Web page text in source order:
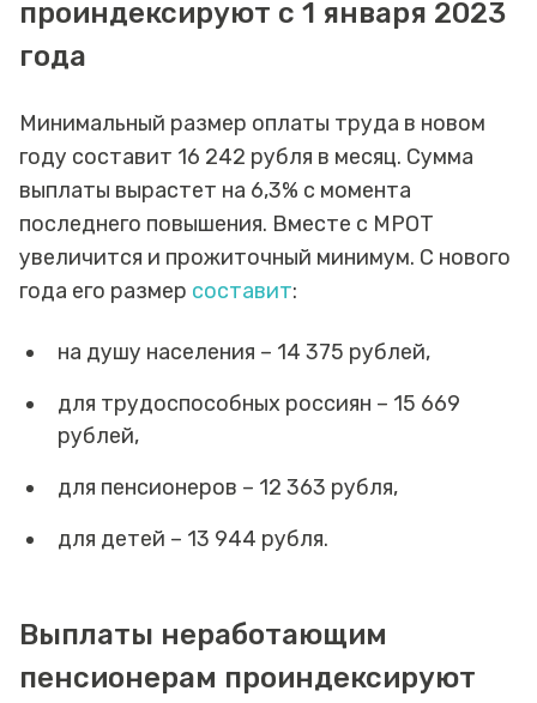
проиндексируют с 1 января 2023
года
Минимальный размер оплаты труда в новом
году составит 16 242 рубля в месяц. Сумма
выплаты вырастет на 6,3% с момента
последнего повышения. Вместе с МРОТ
увеличится и прожиточный минимум. С нового
года его размер составит:
на душу населения – 14 375 рублей,
для трудоспособных россиян – 15 669
рублей,
для пенсионеров – 12 363 рубля,
для детей – 13 944 рубля.
Выплаты неработающим
пенсионерам проиндексируют